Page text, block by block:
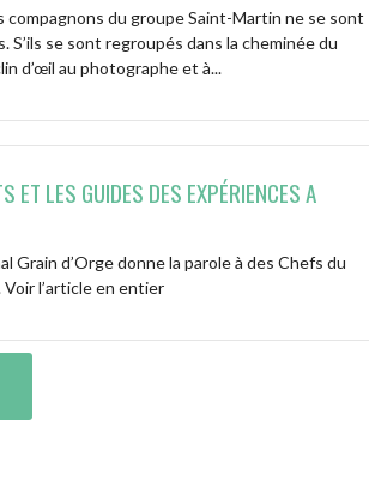
compagnons du groupe Saint-Martin ne se sont
S’ils se sont regroupés dans la cheminée du
d’œil au photographe et à...
ET LES GUIDES DES EXPÉRIENCES A
Grain d’Orge donne la parole à des Chefs du
l’article en entier